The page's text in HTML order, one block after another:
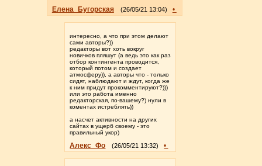
Елена_Бугорская (26/05/21 13:04) •
интересно, а что при этом делают
сами авторы?))
редакторы вот хоть вокруг
новичков пляшут (а ведь это как раз
отбор контингента проводится,
который потом и создает
атмосферу)), а авторы что - только
сидят, наблюдают и ждут, когда же
к ним придут прокомментируют?)))
или это работа именно
редакторская, по-вашему?) нули в
коментах истреблять))
а насчет активности на других
сайтах в ущерб своему - это
правильный укор)
Алекс_Фо (26/05/21 13:32) •